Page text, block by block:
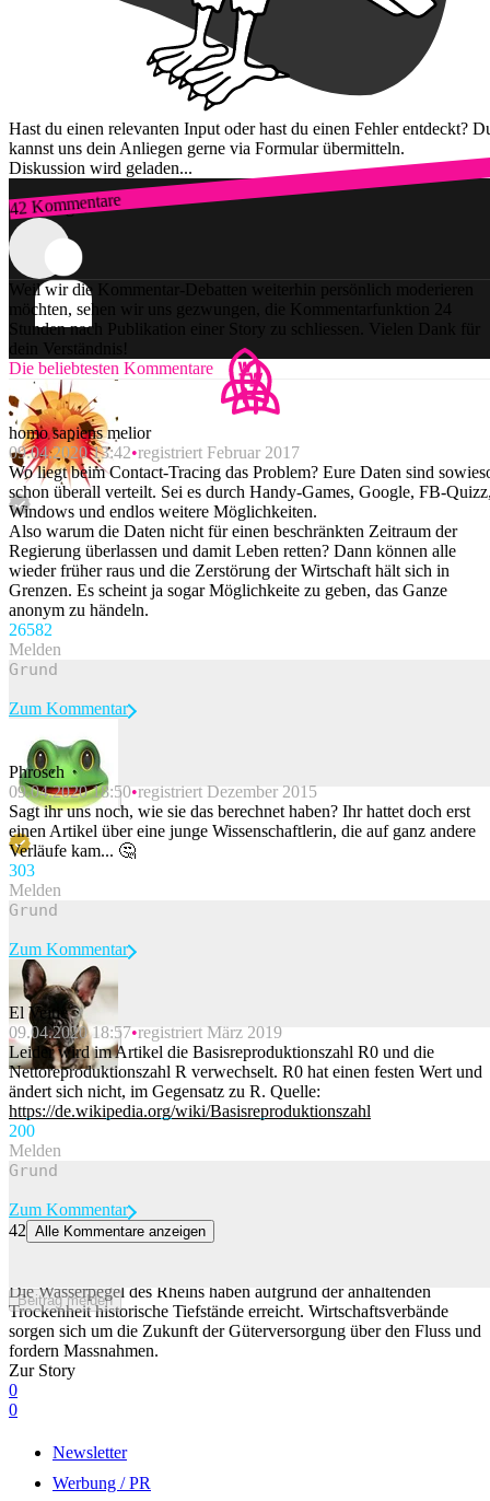
Hast du einen relevanten Input oder hast du einen Fehler entdeckt?
kannst uns dein Anliegen gerne via Formular übermitteln.
Diskussion wird geladen...
42 Kommentare
Zum Login
Weil wir die Kommentar-Debatten weiterhin persönlich moderieren
möchten, sehen wir uns gezwungen, die Kommentarfunktion 24
Stunden nach Publikation einer Story zu schliessen. Vielen Dank für
dein Verständnis!
Die beliebtesten Kommentare
homo sapiens melior
09.04.2020 13:42 registriert Februar 2017
Wo liegt beim Contact-Tracing das Problem? Eure Daten sind
schon überall verteilt. Sei es durch Handy-Games, Google, FB-
Windows und endlos weitere Möglichkeiten.
Also warum die Daten nicht für einen beschränkten Zeitraum der
Regierung überlassen und damit Leben retten? Dann können alle
wieder früher raus und die Zerstörung der Wirtschaft hält sich in
Grenzen. Es scheint ja sogar Möglichkeite zu geben, das Ganze
anonym zu händeln.
26582
Melden
Beitrag melden
Zum Kommentar
Phrosch
09.04.2020 18:50 registriert Dezember 2015
Sagt ihr uns noch, wie sie das berechnet haben? Ihr hattet doch erst
einen Artikel über eine junge Wissenschaftlerin, die auf ganz andere
Verläufe kam... 🤔
303
Melden
Beitrag melden
Zum Kommentar
El Veitie
09.04.2020 18:57 registriert März 2019
Leider wird im Artikel die Basisreproduktionszahl R0 und die
Nettoreproduktionszahl R verwechselt. R0 hat einen festen Wert und
ändert sich nicht, im Gegensatz zu R. Quelle:
https://de.wikipedia.org/wiki/Basisreproduktionszahl
200
Melden
Beitrag melden
Zum Kommentar
42 Alle Kommentare anzeigen
Die Wasserpegel des Rheins haben aufgrund der anhaltenden
Trockenheit historische Tiefstände erreicht. Wirtschaftsverbände
sorgen sich um die Zukunft der Güterversorgung über den Fluss und
fordern Massnahmen.
Zur Story
0
0
Newsletter
Werbung / PR